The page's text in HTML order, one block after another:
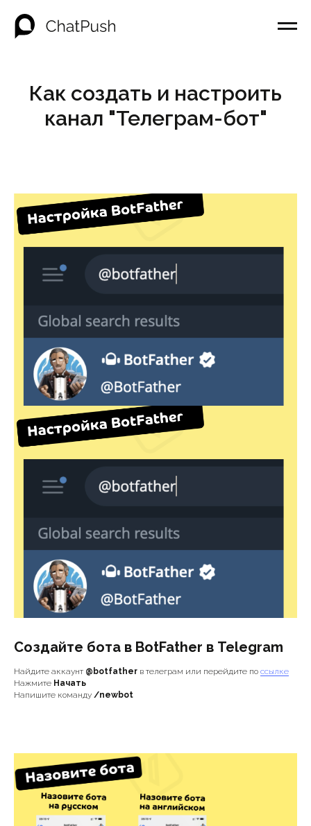
Как создать и настроить
канал "Телеграм-бот"
Создайте бота в BotFather в Telegram
Найдите аккаунт @botfather в телеграм или перейдите по ссылке
Нажмите Начать
Напишите команду /newbot